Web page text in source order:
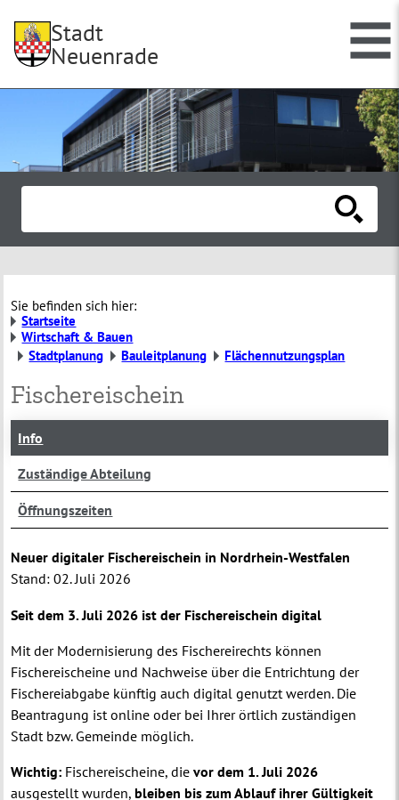
Stadt
Neuenrade
Sie befinden sich hier:
Startseite
Wirtschaft & Bauen
Stadtplanung
Bauleitplanung Flächennutzungsplan
Fischereischein
Info
Zuständige Abteilung
Öffnungszeiten
Neuer digitaler Fischereischein in Nordrhein-Westfalen
Stand: 02. Juli 2026
Seit dem 3. Juli 2026 ist der Fischereischein digital
Mit der Modernisierung des Fischereirechts können
Fischereischeine und Nachweise über die Entrichtung der
Fischereiabgabe künftig auch digital genutzt werden. Die
Beantragung ist online oder bei Ihrer örtlich zuständigen
Stadt bzw. Gemeinde möglich.
Wichtig: Fischereischeine, dievor dem 1. Juli 2026
ausgestellt wurden,bleiben bis zum Ablauf ihrer Gültigkeit